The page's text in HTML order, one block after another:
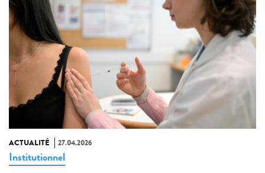
ACTUALITÉ 27.04.2026
Institutionnel